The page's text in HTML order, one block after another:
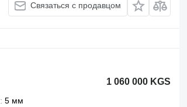
Связаться с продавцом
1 060 000 KGS
5 мм